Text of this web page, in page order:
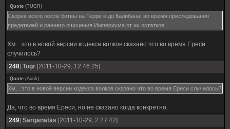
Quote (TUGR)
Скорее всего после битвы на Терре и до Калибана, во время приследования
предателей и раннего очищения Империума от их остатков.
Хм... это в новой версии кодекса волков сказано что во время Ереси
случилось?
[248] Tugr [2011-10-29, 12:46:25]
Quote (Aurik)
Хм... это в новой версии кодекса волков сказано что во время Ереси случилось?
Да, что во время Ереси, но не сказано когда конкретно.
[249] Sarganatas [2011-10-29, 2:27:42]